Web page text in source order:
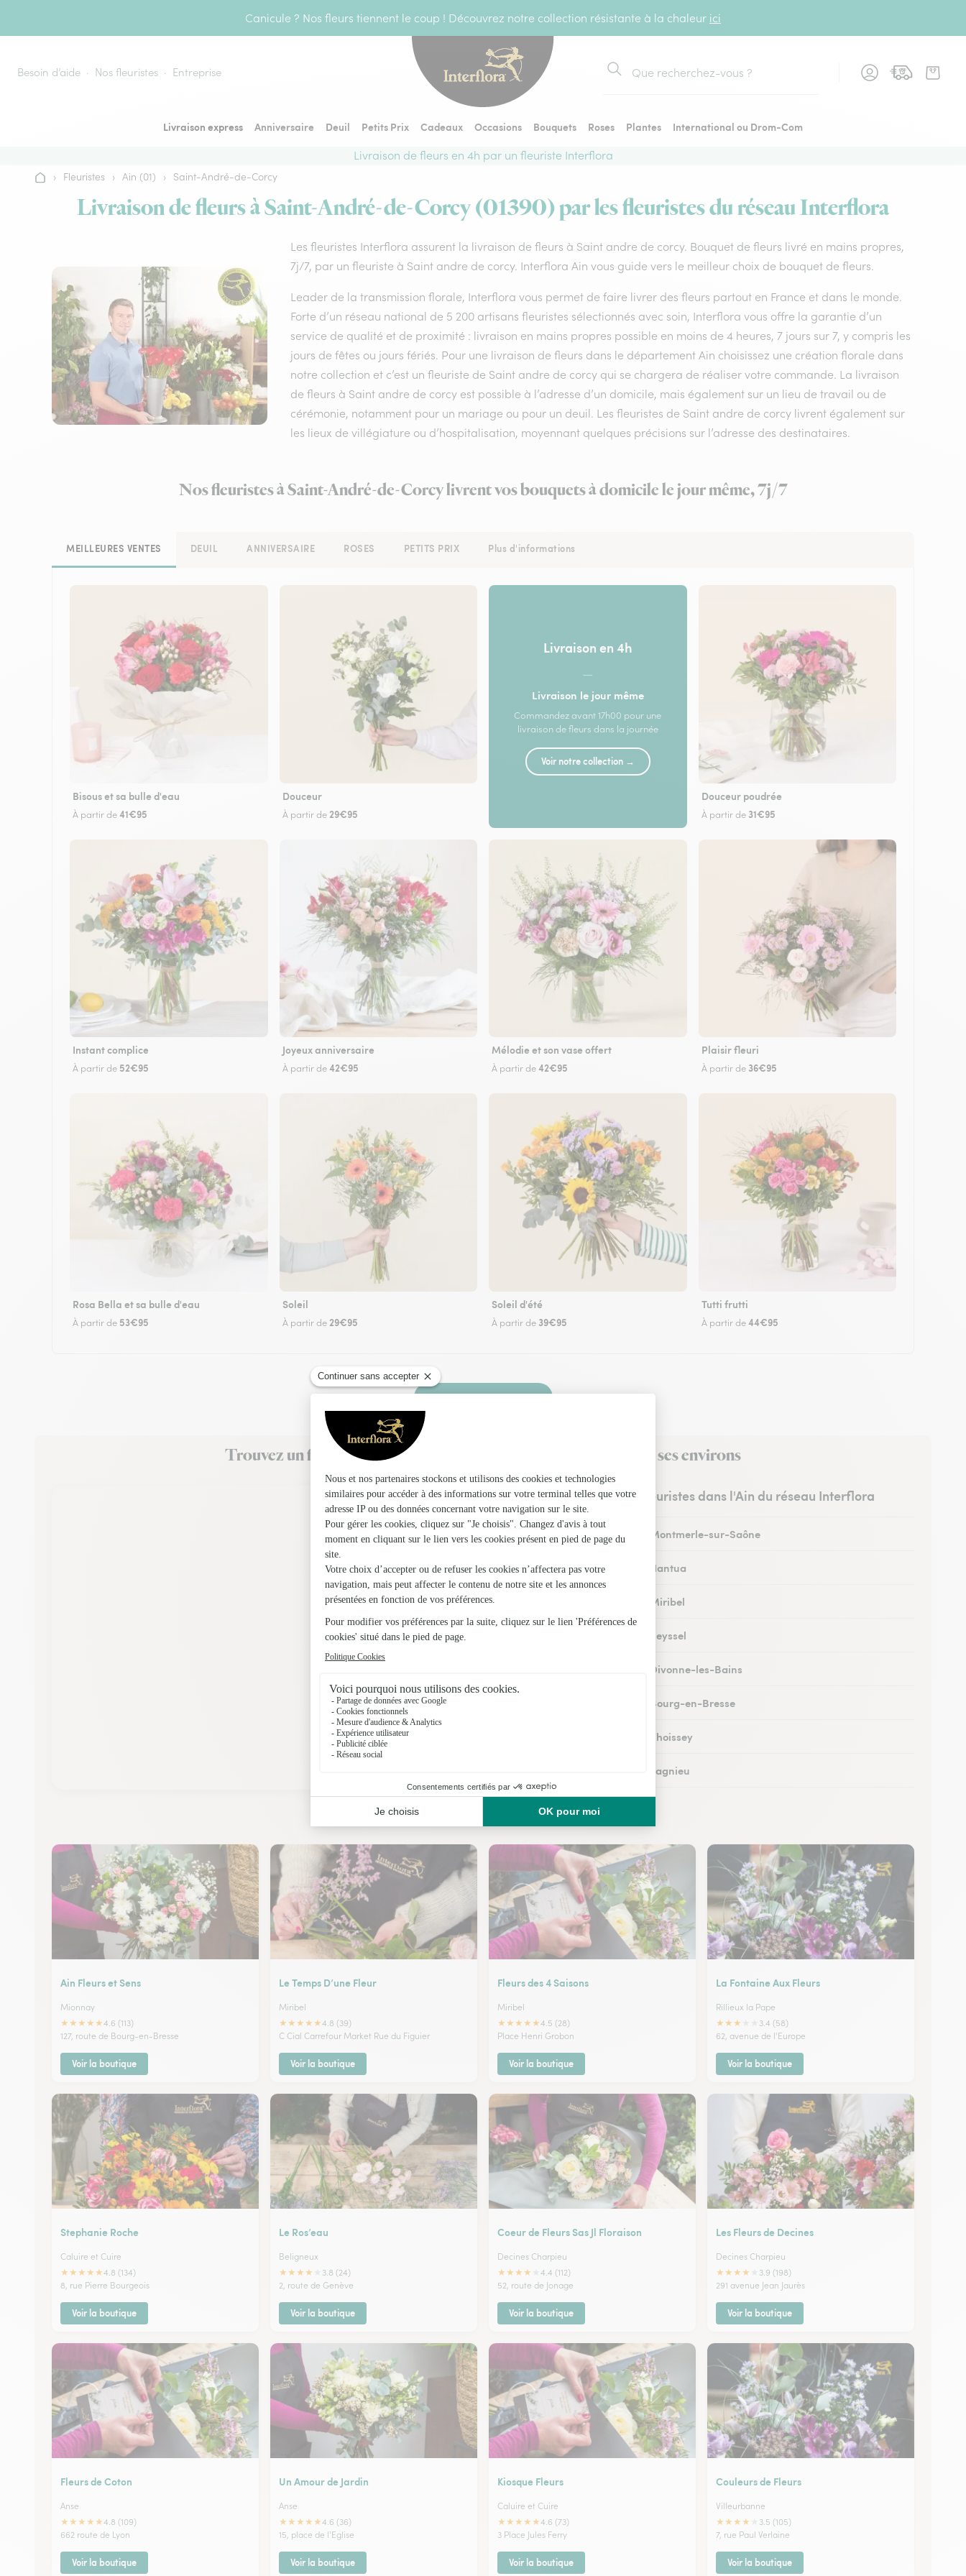
Canicule ? Nos fleurs tiennent le coup ! Découvrez notre collection résistante à la chaleur ici
Besoin d’aide Nos fleuristes Entreprise
Rechercher
Livraison express Anniversaire Deuil Petits Prix Cadeaux Occasions Bouquets Roses Plantes
International ou Drom-Com
Livraison de fleurs en 4h par un fleuriste Interflora
Accueil
› Fleuristes › Ain (01) › Saint-André-de-Corcy
Livraison de fleurs à Saint-André-de-Corcy (01390) par les fleuristes du réseau Interflora
Les fleuristes Interflora assurent la livraison de fleurs à Saint andre de corcy. Bouquet de fleurs livré en mains propres,
7j/7, par un fleuriste à Saint andre de corcy. Interflora Ain vous guide vers le meilleur choix de bouquet de fleurs.
Leader de la transmission florale, Interflora vous permet de faire livrer des fleurs partout en France et dans le monde.
Forte d’un réseau national de 5 200 artisans fleuristes sélectionnés avec soin, Interflora vous offre la garantie d’un
service de qualité et de proximité : livraison en mains propres possible en moins de 4 heures, 7 jours sur 7, y compris les
jours de fêtes ou jours fériés. Pour une livraison de fleurs dans le département Ain choisissez une création florale dans
notre collection et c’est un fleuriste de Saint andre de corcy qui se chargera de réaliser votre commande. La livraison
de fleurs à Saint andre de corcy est possible à l’adresse d’un domicile, mais également sur un lieu de travail ou de
cérémonie, notamment pour un mariage ou pour un deuil. Les fleuristes de Saint andre de corcy livrent également sur
les lieux de villégiature ou d’hospitalisation, moyennant quelques précisions sur l’adresse des destinataires.
Nos fleuristes à Saint-André-de-Corcy livrent vos bouquets à domicile le jour même, 7j/7
MEILLEURES VENTES DEUIL ANNIVERSAIRE ROSES PETITS PRIX Plus d'informations
Bisous et sa bulle d'eau
À partir de41€95
Douceur
À partir de 29€95
Livraison en 4h
—
Livraison le jour même
Commandez avant 17h00 pour une
livraison de fleurs dans la journée
Voir notre collection →
Douceur poudrée
À partir de 31€95
Instant complice
À partir de 52€95
Joyeux anniversaire
À partir de42€95
Mélodie et son vase offert
À partir de42€95
Plaisir fleuri
À partir de 36€95
Rosa Bella et sa bulle d'eau
À partir de 53€95
Soleil
À partir de 29€95
Soleil d'été
À partir de 39€95
Tutti frutti
À partir de44€95
Faire livrer des fleurs
Trouvez un fleuriste Interflora à Saint-André-de-Corcy et dans ses environs
Les fleuristes dans l'Ain du réseau Interflora
Fleuristes à Montmerle-sur-Saône
Fleuristes à Nantua
Fleuristes à Miribel
Fleuristes à Seyssel
Fleuristes à Divonne-les-Bains
Fleuristes à Bourg-en-Bresse
Fleuristes à Thoissey
Fleuristes à Lagnieu
Nos fleuristes à Saint-André-de-Corcy
Ain Fleurs et Sens
Mionnay
★★★★★4.6 (113)
127, route de Bourg-en-Bresse
Voir la boutique
Le Temps D’une Fleur
Miribel
★★★★★4.8 (39)
C Cial Carrefour Market Rue du Figuier
Voir la boutique
Fleurs des 4 Saisons
Miribel
★★★★★4.5 (28)
Place Henri Grobon
Voir la boutique
La Fontaine Aux Fleurs
Rillieux la Pape
★★★
3.4 (58)
62, avenue de l'Europe
Voir la boutique
Stephanie Roche
Caluire et Cuire
★★★★★4.8 (134)
8, rue Pierre Bourgeois
Voir la boutique
Le Ros’eau
Beligneux
★★★★
3.8 (24)
2, route de Genève
Voir la boutique
Coeur de Fleurs Sas Jl Floraison
Decines Charpieu
★★★★
4.4 (112)
52, route de Jonage
Voir la boutique
Les Fleurs de Decines
Decines Charpieu
★★★★
3.9 (198)
291 avenue Jean Jaurès
Voir la boutique
Fleurs de Coton
Anse
★★★★★4.8 (109)
662 route de Lyon
Voir la boutique
Un Amour de Jardin
Anse
★★★★★4.6 (36)
15, place de l'Eglise
Voir la boutique
Kiosque Fleurs
Caluire et Cuire
★★★★★4.6 (73)
3 Place Jules Ferry
Voir la boutique
Couleurs de Fleurs
Villeurbanne
★★★★
3.5 (105)
7, rue Paul Verlaine
Voir la boutique